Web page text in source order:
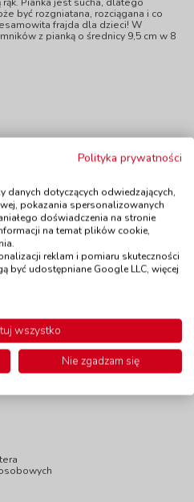
być rozgniatana, rozciągana i co
frajda dla dzieci! W
z pianką o średnicy 9,5 cm w 8
Polityka prywatności
danych dotyczących odwiedzających,
pokazania spersonalizowanych
doświadczenia na stronie
na temat plików cookie,
reklam i pomiaru skuteczności
być udostępniane Google LLC, więcej
wszystko
Nie zgadzam się